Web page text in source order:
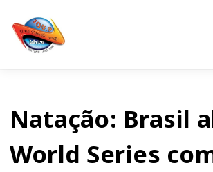
Natação: Brasil
World Series